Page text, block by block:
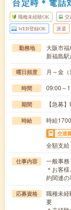
台定時＊電話
職種未経験OK 交
WEB登録OK 派遣
勤務地
大阪市
新福島
曜日頻度 月～金（
時間 09:00～
期間 【急募
時給 時給
交通
全額支給
仕事内容
一般事務
＊お客
約関連
応募資格
職種未経
要